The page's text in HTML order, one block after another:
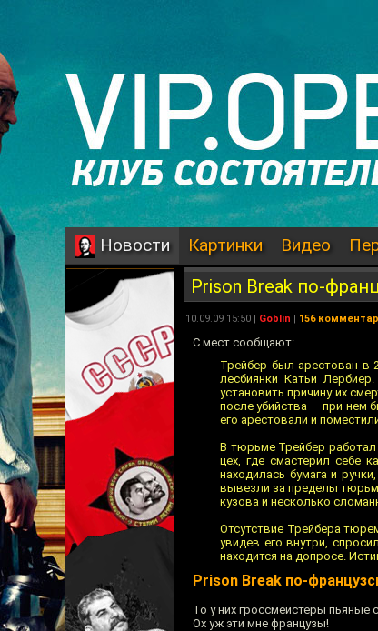
Новости Картинки Видео
Prison Break по-
10.09.09 15:50 | Goblin | 156
C мест сообщают:
Трейбер был арестован в
лесбиянки Катьи
установить причину их
после убийства — при нем
его арестовали и
В тюрьме Трейбер
цех, где смастерил себе
находилась бумага и
вывезли за пределы
кузова и несколько
Отсутствие Трейбера
увидев его внутри,
находится на допросе.
Prison Break по-
То у них гроссмейстеры пьяные
Ох уж эти мне французы!